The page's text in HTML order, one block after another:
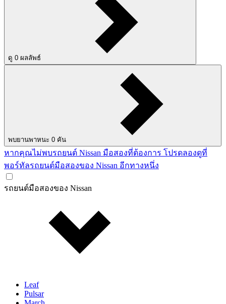
ดู 0 ผลลัพธ์
พบยานพาหนะ 0 คัน
หากคุณไม่พบรถยนต์ Nissan มือสองที่ต้องการ โปรดลองดูที่
พอร์ทัลรถยนต์มือสองของ Nissan อีกทางหนึ่ง
รถยนต์มือสองของ Nissan
Leaf
Pulsar